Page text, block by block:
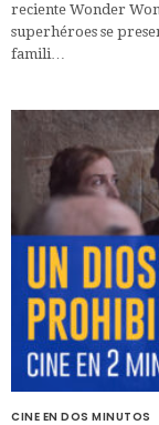
reciente Wonder
superhéroes se
famili…
CINE EN DOS MINUTOS